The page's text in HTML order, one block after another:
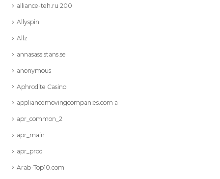
alliance-teh.ru 200
Allyspin
Allz
annasassistans.se
anonymous
Aphrodite Casino
appliancemovingcompanies.com a
apr_common_2
apr_main
apr_prod
Arab-Top10.com